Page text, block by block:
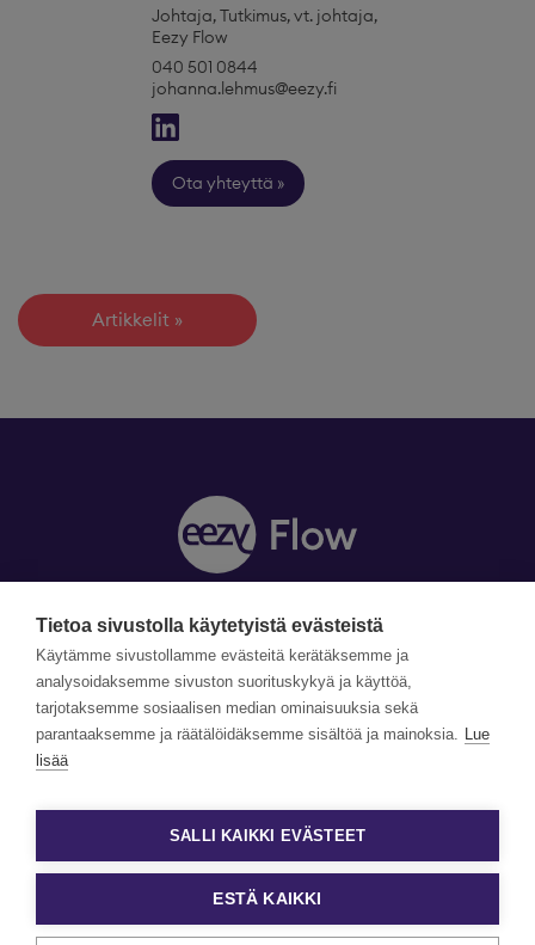
Johtaja, Tutkimus, vt. johtaja,
Eezy Flow
040 501 0844
johanna.lehmus@eezy.fi
Ota yhteyttä
Artikkelit
Y-tunnus: 1990870-5
Yhteystiedot »
Tilaa uutiskirje »
©Copyright Eezy Flow 2026
Evästetiedot ja käyttöehdot
Tietoa sivustolla käytetyistä evästeistä
Käytämme sivustollamme evästeitä kerätäksemme ja
analysoidaksemme sivuston suorituskykyä ja käyttöä,
tarjotaksemme sosiaalisen median ominaisuuksia sekä
parantaaksemme ja räätälöidäksemme sisältöä ja mainoksia. Lue
lisää
SALLI KAIKKI EVÄSTEET
ESTÄ KAIKKI